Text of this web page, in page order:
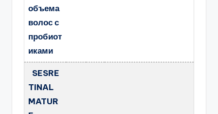
объема
волос с
пробиот
иками
SESRE
TINAL
MATUR